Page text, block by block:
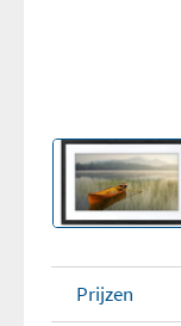
Prijzen